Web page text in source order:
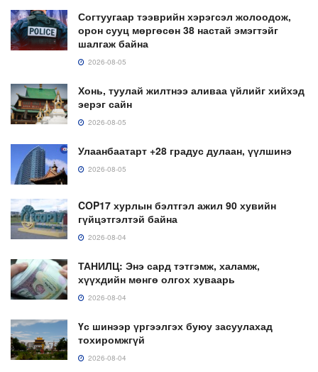
Согтуугаар тээврийн хэрэгсэл жолоодож,
орон сууц мөргөсөн 38 настай эмэгтэйг
шалгаж байна
2026-08-05
Хонь, туулай жилтнээ аливаа үйлийг хийхэд
эерэг сайн
2026-08-05
Улаанбаатарт +28 градус дулаан, үүлшинэ
2026-08-05
COP17 хурлын бэлтгэл ажил 90 хувийн
гүйцэтгэлтэй байна
2026-08-04
ТАНИЛЦ: Энэ сард тэтгэмж, халамж,
хүүхдийн мөнгө олгох хуваарь
2026-08-04
Үс шинээр үргээлгэх буюу засуулахад
тохиромжгүй
2026-08-04